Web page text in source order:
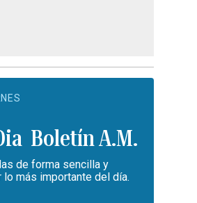
Boletín A.M.
de forma sencilla y
lo más importante del día.